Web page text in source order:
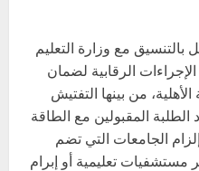
بالتنسيق مع وزارة التعليم
الرقابية لضمان
من بينها التفتيش
الطلبة المقبولين مع الطاقة
الجامعات التي تضم
تعليمية أو إبرام